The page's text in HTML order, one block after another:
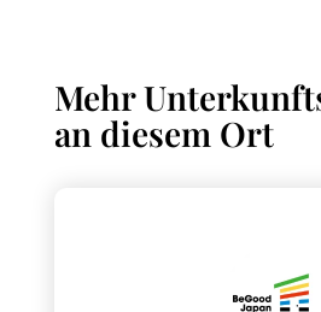
Mehr
an diesem Ort